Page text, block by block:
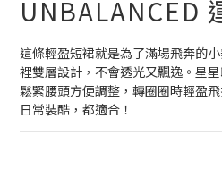
UNBALANCED
這條輕盈短裙就是為了滿場飛奔的
裡雙層設計，不會透光又飄逸。星
鬆緊腰頭方便調整，轉圈圈時輕盈
日常裝酷，都適合！